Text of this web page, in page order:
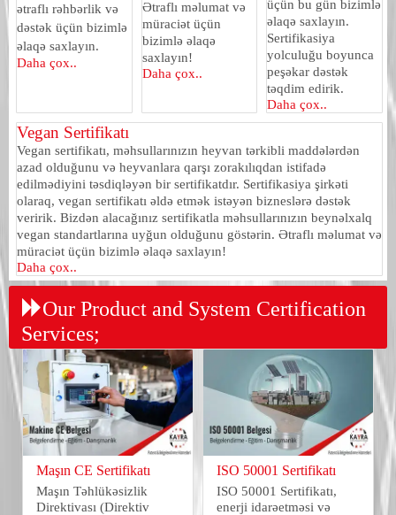
ətraflı rəhbərlik və
dəstək üçün bizimlə
əlaqə saxlayın.
Daha çox..
Ətraflı məlumat və
müraciət üçün
bizimlə əlaqə
saxlayın!
Daha çox..
üçün bu gün bizimlə
əlaqə saxlayın.
Sertifikasiya
yolculuğu boyunca
peşəkar dəstək
təqdim edirik.
Daha çox..
Vegan Sertifikatı
Vegan sertifikatı, məhsullarınızın heyvan tərkibli maddələrdən
azad olduğunu və heyvanlara qarşı zorakılıqdan istifadə
edilmədiyini təsdiqləyən bir sertifikatdır. Sertifikasiya şirkəti
olaraq, vegan sertifikatı əldə etmək istəyən bizneslərə dəstək
veririk. Bizdən alacağınız sertifikatla məhsullarınızın beynəlxalq
vegan standartlarına uyğun olduğunu göstərin. Ətraflı məlumat və
müraciət üçün bizimlə əlaqə saxlayın!
Daha çox..
Our Product and System Certification
Services;
Maşın CE Sertifikatı
Maşın Təhlükəsizlik
Direktivası (Direktiv
ISO 50001 Sertifikatı
ISO 50001 Sertifikatı,
enerji idarəetməsi və